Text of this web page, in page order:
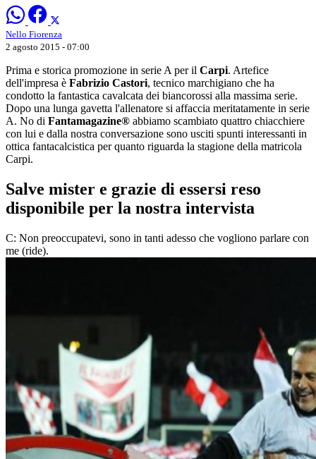
Nello Fiorenza
2 agosto 2015 - 07:00
Prima e storica promozione in serie A per il Carpi. Artefice
dell'impresa è Fabrizio Castori, tecnico marchigiano che ha
condotto la fantastica cavalcata dei biancorossi alla massima serie.
Dopo una lunga gavetta l'allenatore si affaccia meritatamente in serie
A. No di Fantamagazine® abbiamo scambiato quattro chiacchiere
con lui e dalla nostra conversazione sono usciti spunti interessanti in
ottica fantacalcistica per quanto riguarda la stagione della matricola
Carpi.
Salve mister e grazie di essersi reso
disponibile per la nostra intervista
C: Non preoccupatevi, sono in tanti adesso che vogliono parlare con
me (ride).